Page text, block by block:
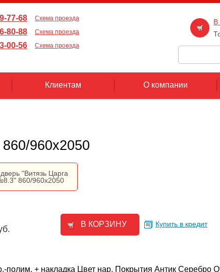
960х2050
"Витязь Царга
860/960х2050
Купить в кредит
полим. + накладка Цвет нар. Покрытия Антик Серебро
77-68
Схема проезда
80-88
Схема проезда
00-56 Схема проезда
В
Клиентам О компании